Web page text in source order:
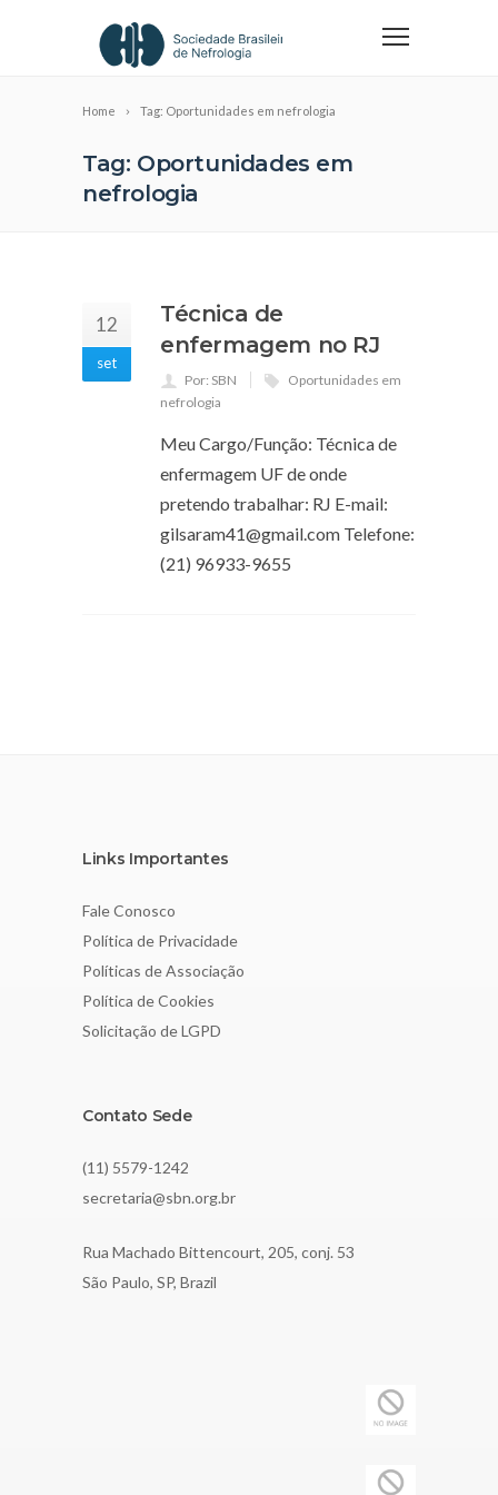
Home Tag: Oportunidades em nefrologia
Tag: Oportunidades em
nefrologia
12
set
Técnica de
enfermagem no RJ
Por: SBN
Oportunidades em
nefrologia
Meu Cargo/Função: Técnica de
enfermagem UF de onde
pretendo trabalhar: RJ E-mail:
gilsaram41@gmail.com Telefone:
(21) 96933-9655
Links Importantes
Fale Conosco
Política de Privacidade
Políticas de Associação
Política de Cookies
Solicitação de LGPD
Contato Sede
(11) 5579-1242
secretaria@sbn.org.br
Rua Machado Bittencourt, 205, conj. 53
São Paulo, SP, Brazil